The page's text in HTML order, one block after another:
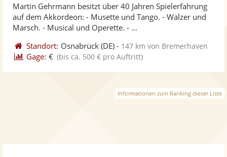
Fotos
5
Martin Gehrmann besitzt über 40 Jahren Spielerfahrung
auf dem Akkordeon: - Musette und Tango. - Walzer und
Marsch. - Musical und Operette. - ...
Standort: Osnabrück (DE) - 147 km von Bremerhaven
Gage: € (bis ca. 500 € pro Auftritt)
Informationen zum Ranking dieser Liste